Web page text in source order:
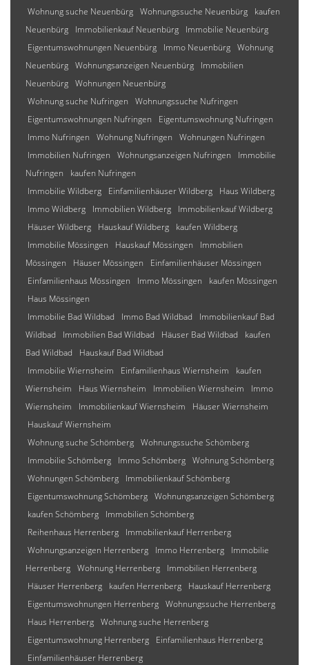
Wohnung suche Neuenbürg Wohnungssuche Neuenbürg
kaufen
Neuenbürg
Immobilienkauf Neuenbürg
Immobilie Neuenbürg
Eigentumswohnungen Neuenbürg
Immo Neuenbürg Wohnung
Neuenbürg Wohnungsanzeigen Neuenbürg
Immobilien
Neuenbürg Wohnungen Neuenbürg
Wohnung suche Nufringen
Wohnungssuche Nufringen
Eigentumswohnungen Nufringen
Eigentumswohnung Nufringen
Immo Nufringen
Wohnung Nufringen
Wohnungen Nufringen
Immobilien Nufringen
Wohnungsanzeigen Nufringen
Immobilie
Nufringen
kaufen Nufringen
Immobilie Wildberg
Einfamilienhäuser Wildberg
Haus Wildberg
Immo Wildberg
Immobilien Wildberg
Immobilienkauf Wildberg
Häuser Wildberg
Hauskauf Wildberg
kaufen Wildberg
Immobilie Mössingen
Hauskauf Mössingen
Immobilien
Mössingen
Häuser Mössingen
Einfamilienhäuser Mössingen
Einfamilienhaus Mössingen
Immo Mössingen
kaufen Mössingen
Haus Mössingen
Immobilie Bad Wildbad
Immo Bad Wildbad
Immobilienkauf Bad
Wildbad
Immobilien Bad Wildbad Häuser Bad Wildbad
kaufen
Bad Wildbad
Hauskauf Bad Wildbad
Immobilie Wiernsheim
Einfamilienhaus Wiernsheim
kaufen
Wiernsheim
Haus Wiernsheim Immobilien Wiernsheim
Immo
Wiernsheim
Immobilienkauf Wiernsheim
Häuser Wiernsheim
Hauskauf Wiernsheim
Wohnung suche Schömberg Wohnungssuche Schömberg
Immobilie Schömberg
Immo Schömberg Wohnung Schömberg
Wohnungen Schömberg
Immobilienkauf Schömberg
Eigentumswohnung Schömberg Wohnungsanzeigen Schömberg
kaufen Schömberg
Immobilien Schömberg
Reihenhaus Herrenberg
Immobilienkauf Herrenberg
Wohnungsanzeigen Herrenberg
Immo Herrenberg
Immobilie
Herrenberg Wohnung Herrenberg
Immobilien Herrenberg
Häuser Herrenberg
kaufen Herrenberg
Hauskauf Herrenberg
Eigentumswohnungen Herrenberg Wohnungssuche Herrenberg
Haus Herrenberg Wohnung suche Herrenberg
Eigentumswohnung Herrenberg
Einfamilienhaus Herrenberg
Einfamilienhäuser Herrenberg